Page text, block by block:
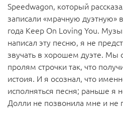
Speedwagon, который
записали «мрачную дуэтную»
года Keep On Loving You.
написал эту песню, я не
звучать в хорошем дуэте. Мы
пролям строчки так, что
истоия. И я осознал, что
исполняться песня; раньше я
Долли не позвонила мне и не